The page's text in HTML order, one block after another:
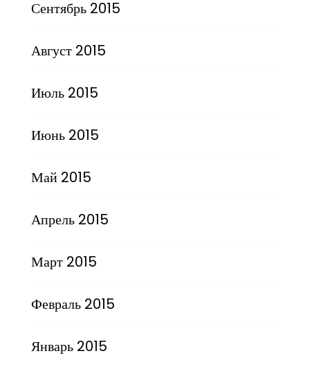
Сентябрь 2015
Август 2015
Июль 2015
Июнь 2015
Май 2015
Апрель 2015
Март 2015
Февраль 2015
Январь 2015